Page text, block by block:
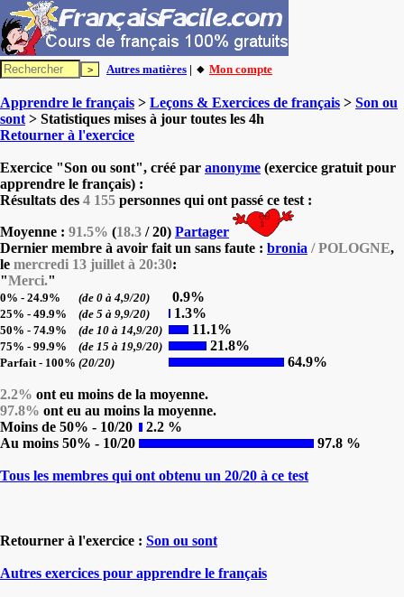
Autres matières | 🔸 Mon compte
Apprendre le français > Leçons & Exercices de français > Son ou
sont > Statistiques mises à jour toutes les 4h
Retourner à l'exercice
Exercice "Son ou sont", créé par anonyme (exercice gratuit pour
apprendre le français) :
Résultats des 4 155 personnes qui ont passé ce test :
Moyenne : 91.5% (18.3 / 20) Partager
Dernier membre à avoir fait un sans faute : bronia / POLOGNE,
le mercredi 13 juillet à 20:30:
"Merci."
0% - 24.9% (de 0 à 4,9/20) 0.9%
25% - 49.9% (de 5 à 9,9/20) 1.3%
50% - 74.9% (de 10 à 14,9/20) 11.1%
75% - 99.9% (de 15 à 19,9/20) 21.8%
Parfait - 100% (20/20) 64.9%
2.2% ont eu moins de la moyenne.
97.8% ont eu au moins la moyenne.
Moins de 50% - 10/20
2.2 %
Au moins 50% - 10/20
97.8 %
Tous les membres qui ont obtenu un 20/20 à ce test
Retourner à l'exercice : Son ou sont
Autres exercices pour apprendre le français